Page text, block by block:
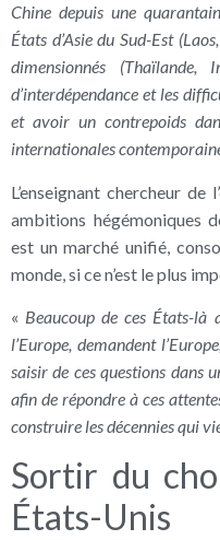
Chine depuis une
États d’Asie du Sud-Est
dimensionnés
d’interdépendance et les
et avoir un contrepoids
internationales
L’enseignant chercheur
ambitions hégémoniques
est un marché unifié,
monde, si ce n’est le plus
« Beaucoup de ces États-là
l’Europe, demandent
saisir de ces questions dans
afin de répondre à ces
construire les décennies qui
Sortir du
États-Unis